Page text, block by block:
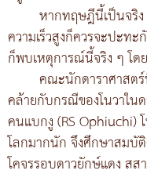
หากทฤษฎีนี้เป็นจริ
ความเร็วสูงก็ควรจะปะท
ก็พบเหตุการณ์นี้จริง ๆ โด
คณะนักดาราศาสต
คล้ายกับกรณีของโนวาใน
คนแบกงู (RS Ophiuchi)
โลกมากนัก จึงศึกษาสมบั
โคจรรอบดาวยักษ์แดง ส